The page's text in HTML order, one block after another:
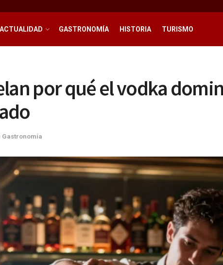
ACTUALIDAD GASTRONOMÍA HISTORIA TURISMO
por qué el vodka
Gastronomía